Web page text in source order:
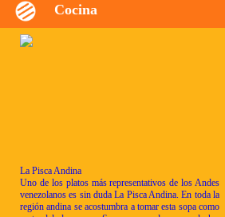
Cocina
La Pisca Andina
Uno de los platos más representativos de los Andes
venezolanos es sin duda La Pisca Andina. En toda la
región andina se acostumbra a tomar esta sopa como